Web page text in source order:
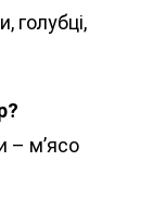
голубці,
– м’ясо